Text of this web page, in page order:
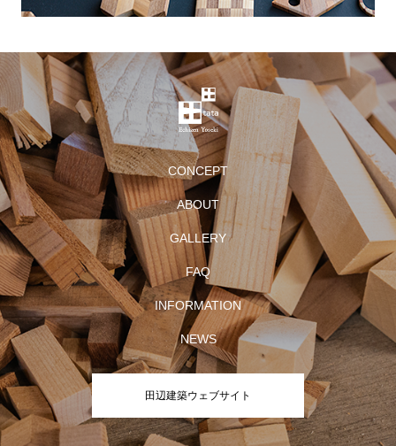
CONCEPT
ABOUT
GALLERY
FAQ
INFORMATION
NEWS
田辺建築ウェブサイト